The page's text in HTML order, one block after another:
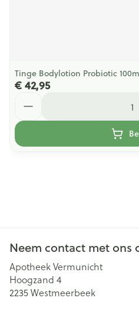
Tinge Bodylotion Probiotic
€ 42,95
Neem contact met ons
Apotheek Vermunicht
Hoogzand 4
2235Westmeerbeek